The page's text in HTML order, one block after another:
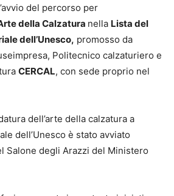
del percorso per
della Calzatura nella Lista del
dell’Unesco, promosso da
Politecnico calzaturiero e
CERCAL, con sede proprio nel
dell’arte della calzatura a
dell’Unesco è stato avviato
Salone degli Arazzi del Ministero